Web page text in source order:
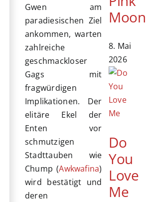
Gwen am
paradiesischen Ziel
ankommen, warten
zahlreiche
geschmackloser
Gags mit
fragwürdigen
Implikationen. Der
elitäre Ekel der
Enten vor
schmutzigen
Stadttauben wie
Chump (Awkwafina)
wird bestätigt und
deren
Moon
8. Mai
2026
Do
You
Love
Me